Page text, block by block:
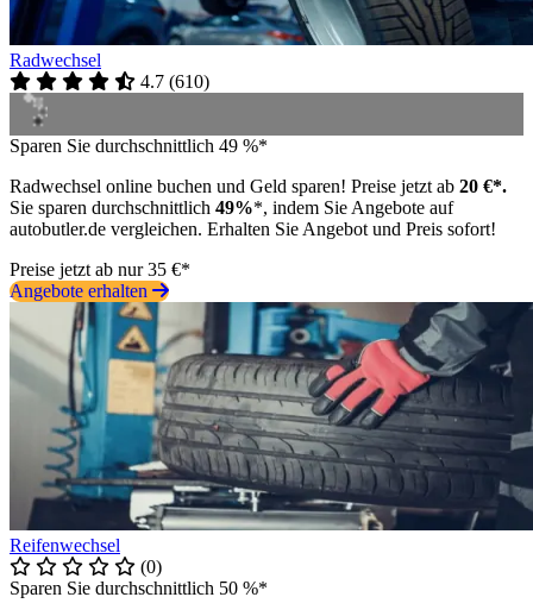
Radwechsel
4.7 (610)
Sparen Sie durchschnittlich 49 %*
Radwechsel online buchen und Geld sparen! Preise jetzt ab 20 €*.
Sie sparen durchschnittlich 49%*, indem Sie Angebote auf
autobutler.de vergleichen. Erhalten Sie Angebot und Preis sofort!
Preise jetzt ab nur 35 €*
Angebote erhalten
Reifenwechsel
(0)
Sparen Sie durchschnittlich 50 %*